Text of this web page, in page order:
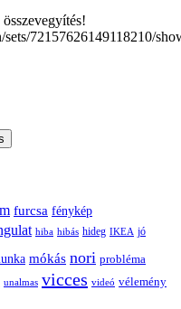
72157626149118210/
furcsa fénykép
hiba hibás hideg IKEA jó
mókás nori probléma
unalmas vicces videó vélemény